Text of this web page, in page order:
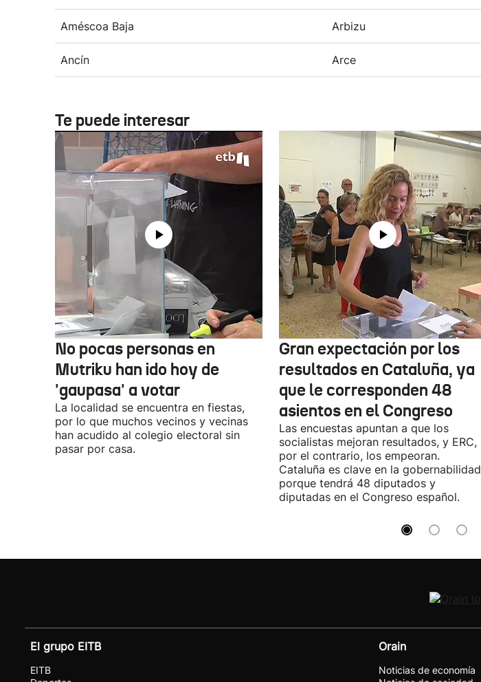
Améscoa Baja Arbizu
Ancín Arce
Te puede interesar
No pocas personas en
Mutriku han ido hoy de
'gaupasa' a votar
La localidad se encuentra en fiestas,
por lo que muchos vecinos y vecinas
han acudido al colegio electoral sin
pasar por casa.
Gran expectación por los
resultados en Cataluña, ya
que le corresponden 48
asientos en el Congreso
Las encuestas apuntan a que los
socialistas mejoran resultados, y ERC,
por el contrario, los empeoran.
Cataluña es clave en la gobernabilidad
porque tendrá 48 diputados y
diputadas en el Congreso español.
El grupo EITB
EITB
Orain
Noticias de economía